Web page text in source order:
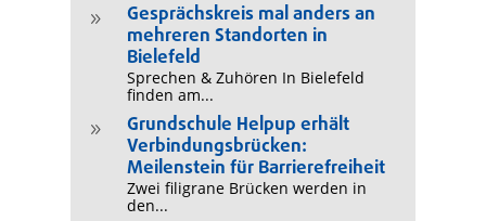
9
Gesprächskreis mal anders an
mehreren Standorten in
Bielefeld
Sprechen & Zuhören In Bielefeld
finden am...
9
Grundschule Helpup erhält
Verbindungsbrücken:
Meilenstein für Barrierefreiheit
Zwei filigrane Brücken werden in
den...